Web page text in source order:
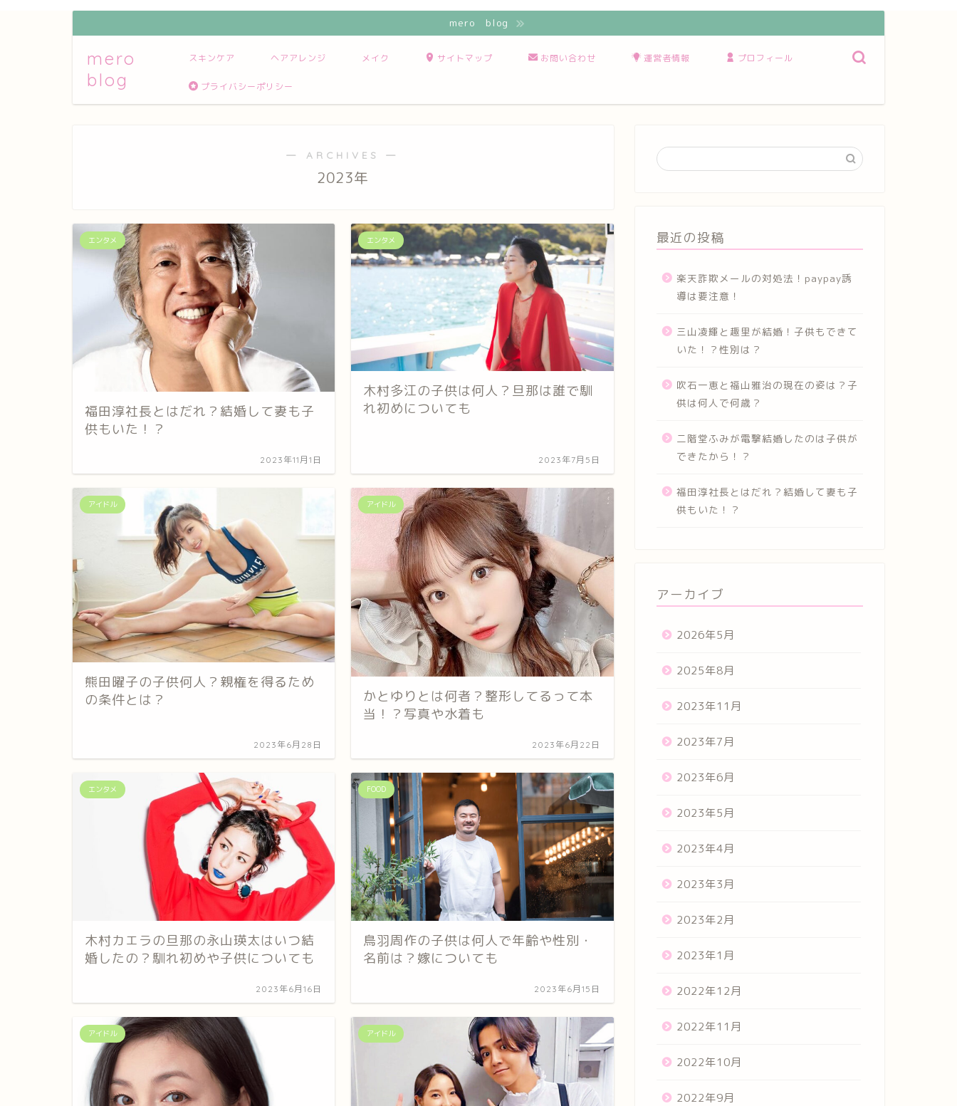
mero blog
mero
blog
スキンケア ヘアアレンジ メイク サイトマップ お問い合わせ 運営者情報 プロフィール
プライバシーポリシー
― ARCHIVES ―
2023年
エンタメ
福田淳社長とはだれ？結婚して妻も子
供もいた！？
2023年11月1日
エンタメ
木村多江の子供は何人？旦那は誰で馴
れ初めについても
2023年7月5日
アイドル
熊田曜子の子供何人？親権を得るため
の条件とは？
2023年6月28日
アイドル
かとゆりとは何者？整形してるって本
当！？写真や水着も
2023年6月22日
エンタメ
木村カエラの旦那の永山瑛太はいつ結
婚したの？馴れ初めや子供についても
2023年6月16日
FOOD
鳥羽周作の子供は何人で年齢や性別・
名前は？嫁についても
2023年6月15日
アイドル アイドル
最近の投稿
楽天詐欺メールの対処法！paypay誘
導は要注意！
三山凌輝と趣里が結婚！子供もできて
いた！？性別は？
吹石一恵と福山雅治の現在の姿は？子
供は何人で何歳？
二階堂ふみが電撃結婚したのは子供が
できたから！？
福田淳社長とはだれ？結婚して妻も子
供もいた！？
アーカイブ
2026年5月
2025年8月
2023年11月
2023年7月
2023年6月
2023年5月
2023年4月
2023年3月
2023年2月
2023年1月
2022年12月
2022年11月
2022年10月
2022年9月